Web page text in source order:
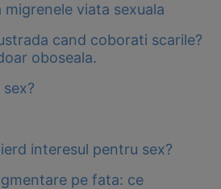
viata sexuala
cand coborati scarile?
oboseala.
interesul pentru sex?
pe fata: ce